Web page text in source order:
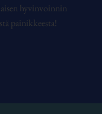
hyvinvoinnin
painikkeesta!